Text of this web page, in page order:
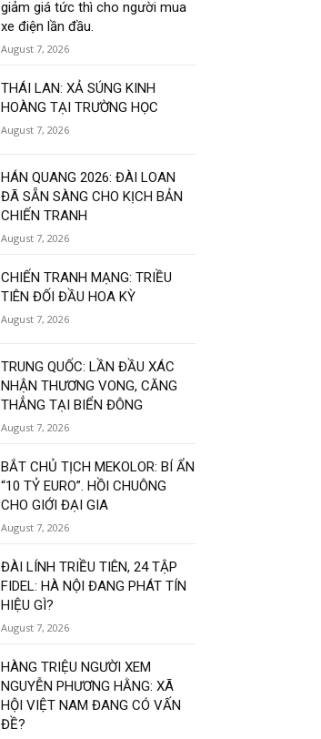
giảm giá tức thì cho người mua
xe điện lần đầu.
August 7, 2026
THÁI LAN: XẢ SÚNG KINH
HOÀNG TẠI TRƯỜNG HỌC
August 7, 2026
HÁN QUANG 2026: ĐÀI LOAN
ĐÃ SẴN SÀNG CHO KỊCH BẢN
CHIẾN TRANH
August 7, 2026
CHIẾN TRANH MẠNG: TRIỀU
TIÊN ĐỐI ĐẦU HOA KỲ
August 7, 2026
TRUNG QUỐC: LẦN ĐẦU XÁC
NHẬN THƯƠNG VONG, CĂNG
THẲNG TẠI BIỂN ĐÔNG
August 7, 2026
BẮT CHỦ TỊCH MEKOLOR: BÍ ẨN
“10 TỶ EURO”. HỒI CHUÔNG
CHO GIỚI ĐẠI GIA
August 7, 2026
ĐÀI LÍNH TRIỀU TIÊN, 24 TẬP
FIDEL: HÀ NỘI ĐANG PHÁT TÍN
HIỆU GÌ?
August 7, 2026
HÀNG TRIỆU NGƯỜI XEM
NGUYỄN PHƯƠNG HẰNG: XÃ
HỘI VIỆT NAM ĐANG CÓ VẤN
ĐỀ?